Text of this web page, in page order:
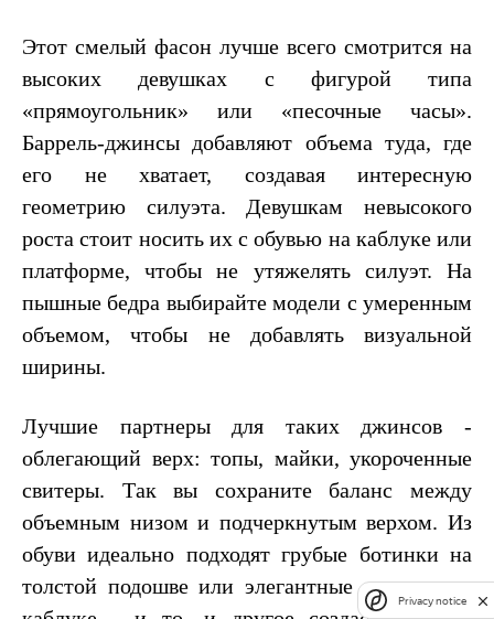
Этот смелый фасон лучше всего смотрится на
высоких девушках с фигурой типа
«прямоугольник» или «песочные часы».
Баррель-джинсы добавляют объема туда, где
его не хватает, создавая интересную
геометрию силуэта. Девушкам невысокого
роста стоит носить их с обувью на каблуке или
платформе, чтобы не утяжелять силуэт. На
пышные бедра выбирайте модели с умеренным
объемом, чтобы не добавлять визуальной
ширины.
Лучшие партнеры для таких джинсов -
облегающий верх: топы, майки, укороченные
свитеры. Так вы сохраните баланс между
объемным низом и подчеркнутым верхом. Из
обуви идеально подходят грубые ботинки на
толстой подошве или элегантные лодочки на
Privacy notice